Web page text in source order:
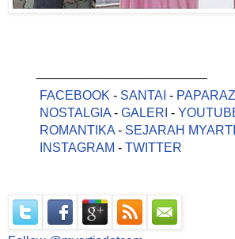
FACEBOOK - SANTAI -
NOSTALGIA- GALERI -
ROMANTIKA- SEJARAH
INSTAGRAM - TWITTER